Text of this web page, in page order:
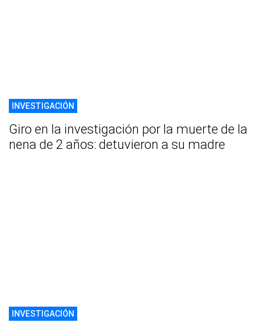
INVESTIGACIÓN
Giro en la investigación por la muerte de la
nena de 2 años: detuvieron a su madre
INVESTIGACIÓN